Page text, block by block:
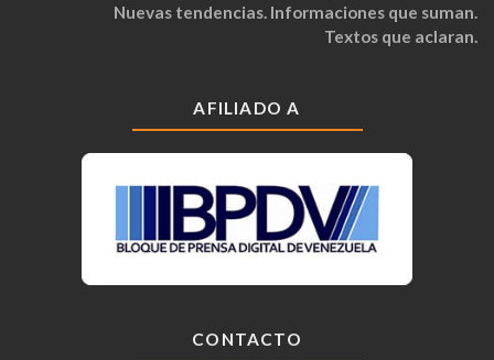
Nuevas tendencias. Informaciones que suman.
Textos que aclaran.
AFILIADO A
CONTACTO